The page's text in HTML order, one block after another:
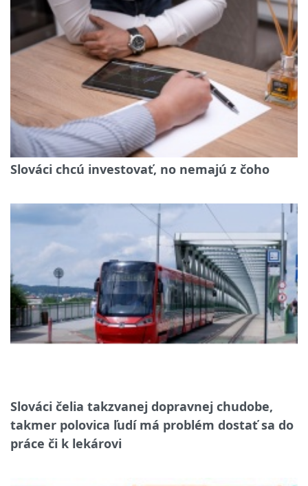
Slováci chcú investovať, no nemajú z čoho
Slováci čelia takzvanej dopravnej chudobe,
takmer polovica ľudí má problém dostať sa do
práce či k lekárovi